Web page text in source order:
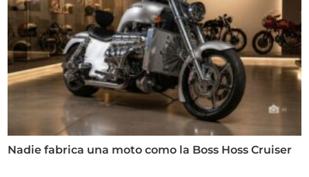
Nadie fabrica una moto como la Boss Hoss Cruiser